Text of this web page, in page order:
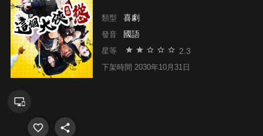
類型 喜劇
發音 國語
星等 2.3
下架時間 2030年10月31日